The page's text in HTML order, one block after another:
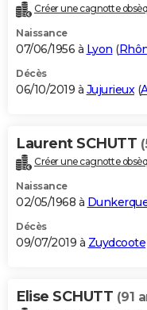
Créer une cagnotte
Naissance
07/06/1956 à Lyon (
Décès
06/10/2019 à Jujurieux(
Laurent SCHUTT
Créer une cagnotte
Naissance
02/05/1968 à
Décès
09/07/2019 à Zuydcoote
Elise SCHUTT (91